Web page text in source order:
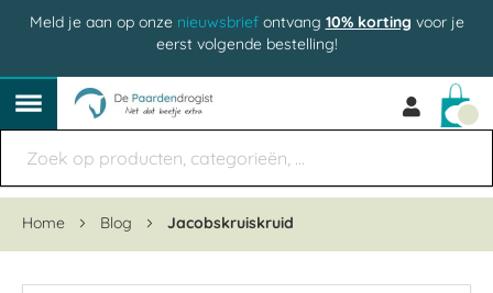
Meld je aan op onze nieuwsbriefontvang 10% korting voor je
eerst volgende bestelling!
Home Blog Jacobskruiskruid